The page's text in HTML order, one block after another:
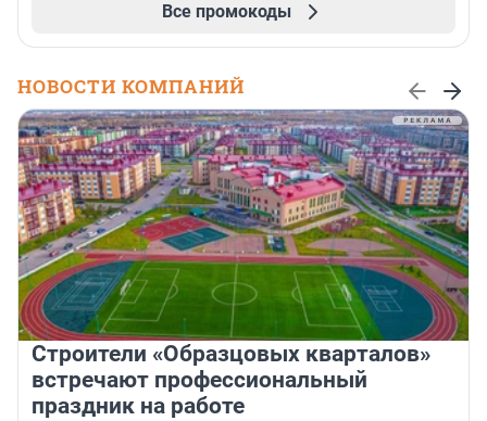
Все промокоды
НОВОСТИ КОМПАНИЙ
Строители «Образцовых кварталов»
встречают профессиональный
праздник на работе